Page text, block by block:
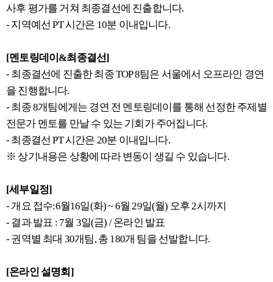
사후 평가를 거쳐 최종결선에 진출합니다.
- 지역예선 PT 시간은 10분 이내입니다.
[멘토링데이&최종결선]
- 최종결선에 진출한 최종 TOP 8팀은 서울에서 오프라인 경연
을 진행합니다.
- 최종 8개팀에게는 경연 전 멘토링데이를 통해 선정한 주제별
전문가 멘토를 만날 수 있는 기회가 주어집니다.
- 최종결선 PT 시간은 20분 이내입니다.
※ 상기내용은 상황에 따라 변동이 생길 수 있습니다.
[세부일정]
- 개요 접수:6월16일(화) ~ 6월 29일(월) 오후 2시까지
- 결과 발표 : 7월 3일(금) / 온라인 발표
- 권역별 최대 30개팀, 총 180개 팀을 선발합니다.
[온라인 설명회]